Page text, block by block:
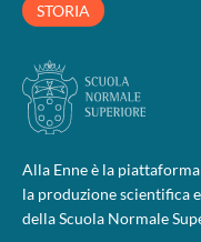
STORIA
Alla Enne è la
la produzione scientifica
della Scuola Normale